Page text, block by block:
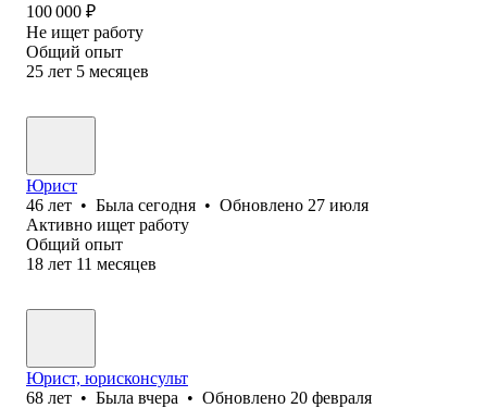
100 000 ₽
Не ищет работу
Общий опыт
25 лет 5 месяцев
Юрист
46 лет • Была сегодня • Обновлено 27 июля
Активно ищет работу
Общий опыт
18 лет 11 месяцев
Юрист, юрисконсульт
68 лет • Была вчера • Обновлено 20 февраля